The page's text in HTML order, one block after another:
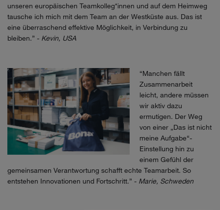
unseren europäischen Teamkolleg*innen und auf dem Heimweg
tausche ich mich mit dem Team an der Westküste aus. Das ist
eine überraschend effektive Möglichkeit, in Verbindung zu
bleiben.” - Kevin, USA
“Manchen fällt
Zusammenarbeit
leicht, andere müssen
wir aktiv dazu
ermutigen. Der Weg
von einer „Das ist nicht
meine Aufgabe“-
Einstellung hin zu
einem Gefühl der
gemeinsamen Verantwortung schafft echte Teamarbeit. So
entstehen Innovationen und Fortschritt.” - Marie, Schweden